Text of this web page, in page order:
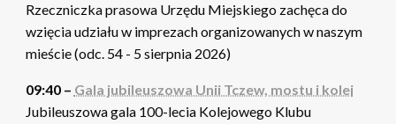
Rzeczniczka prasowa Urzędu Miejskiego zachęca do
wzięcia udziału w imprezach organizowanych w naszym
mieście (odc. 54 - 5 sierpnia 2026)
09:40 – Gala jubileuszowa Unii Tczew, mostu i kolei
Jubileuszowa gala 100-lecia Kolejowego Klubu